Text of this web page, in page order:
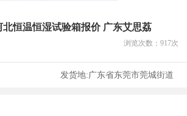
恒温恒湿试验箱报价 广东艾思荔
浏览次数： 917次
发货地:广东省东莞市莞城街道